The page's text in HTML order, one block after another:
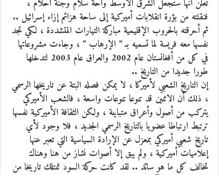
تعلن أنها ستجعل الشرق الأوسط واحة سلام وجنة أحلام ،
فنقلته من بؤرة انقلابات أميركية إلى ساحة هزائم إزاء إسرائيل ..
ثم أحرقته بالحروب الإقليمية مباركة التيارات المتشددة ، لكي تجد
نفسها معه فريسة لما تسميه بـ ” الإرهاب ” ، وجاءت مشروعاتها
في كل من أفغانستان عام 2002 والعراق عام 2003 لتدخلها
طورا جديدا من التاريخ ..
إن التاريخ الشعبي لأميركا ، لا يمكن فصله البتة عن تاريخها الرسمي
، ذلك أن الاثنين قد تنوعا تنوعات واسعة ، فالشعب الأميركي
يتركب من أصول وأعراق متباينة ، ولكن الثقافة الأميركية نفسها
ترتبط ارتباطا عضويا بالتاريخ الرسمي الجديد ، فلا وجود لأي
تاريخ شعبي أميركي بمعزل عن الإرادة السياسية التي تعبر عنها
إعلاميات أميركية ، ولم يبق إلا أصوات نشاز من هنا وهناك
تخالف كل ما هو سائد .. لقد كانت حركة السود تمتلك تاريخا من